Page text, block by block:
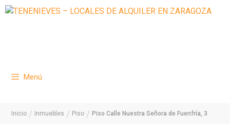
Saltar
Menú
Inicio / Inmuebles / Piso / Piso Calle Nuestra Señora de Fuenfría, 3